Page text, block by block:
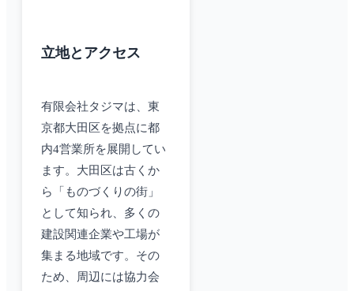
立地とアクセス
有限会社タジマは、東
京都大田区を拠点に都
内4営業所を展開してい
ます。大田区は古くか
ら「ものづくりの街」
として知られ、多くの
建設関連企業や工場が
集まる地域です。その
ため、周辺には協力会